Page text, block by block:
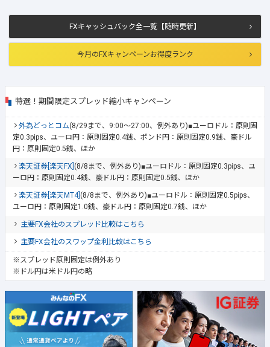
FXキャッシュバック全一覧【随時更新】
今月のFXキャンペーンお得度ランク
特選！期間限定スプレッド縮小キャンペーン
外為どっとコム(8/29まで、9:00～27:00、例外あり)■ユーロドル：原則固
定0.3pips、ユーロ円：原則固定0.4銭、ポンド円：原則固定0.9銭、豪ドル
円：原則固定0.5銭、ほか
楽天証券[楽天FX] (8/8まで、例外あり)■ユーロドル：原則固定0.3pips、ユ
ーロ円：原則固定0.4銭、豪ドル円：原則固定0.5銭、ほか
楽天証券[楽天MT4] (8/8まで、例外あり)■ユーロドル：原則固定0.5pips、
ユーロ円：原則固定1.0銭、豪ドル円：原則固定0.7銭、ほか
主要FX会社のスプレッド比較はこちら
主要FX会社のスワップ金利比較はこちら
※スプレッド原則固定は例外あり
※ドル円は米ドル円の略